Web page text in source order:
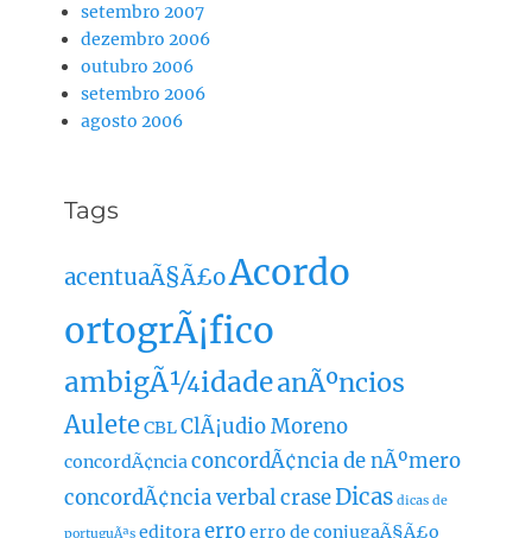
setembro 2007
dezembro 2006
outubro 2006
setembro 2006
agosto 2006
Tags
acentuaÃ§Ã£oAcordo
ortogrÃ¡fico
ambigÃ¼idadeanÃºncios
AuleteCBLClÃ¡udio Moreno
concordÃ¢nciaconcordÃ¢ncia de nÃºmero
concordÃ¢ncia verbalcraseDicas dicas de
portuguÃªs editoraerroerro de conjugaÃ§Ã£o